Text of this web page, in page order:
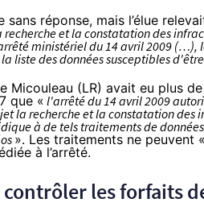
sans réponse, mais l’élue
et la constatation des
ministériel du 14 avril 2009
liste des données susceptibles
Micouleau (LR) avait eu plus
que « l'arrêté du 14 avril 2009
la recherche et la constatation
à de tels traitements de
». Les traitements ne peuvent «
à l’arrêté.
contrôler les forfaits